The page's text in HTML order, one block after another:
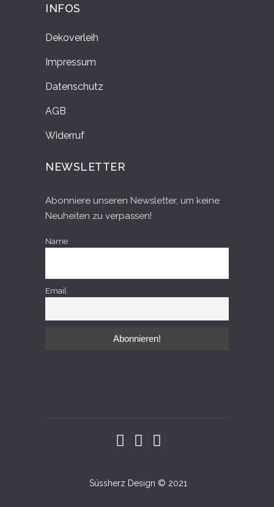
INFOS
Dekoverleih
Impressum
Datenschutz
AGB
Widerruf
NEWSLETTER
Abonniere unseren Newsletter, um keine
Neuheiten zu verpassen!
Name
Email
Süssherz Design © 2021